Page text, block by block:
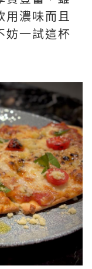
濃味而且
妨一試這杯